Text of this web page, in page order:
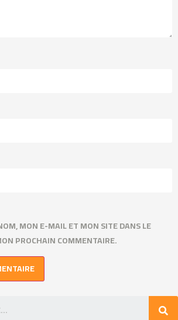
MON E-MAIL ET MON SITE DANS LE
PROCHAIN COMMENTAIRE.